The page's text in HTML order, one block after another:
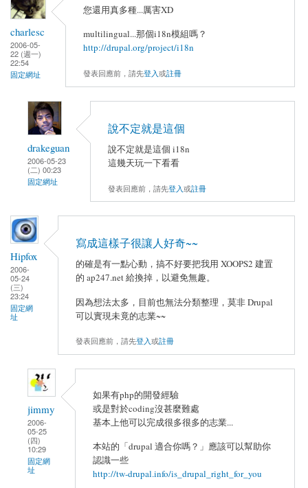
charlesc
2006-05-
22 (週一)
22:54
固定網址
您還用真多種...厲害XD
multilingual...那個i18n模組嗎？
http://drupal.org/project/i18n
發表回應前，請先登入或註冊
drakeguan
2006-05-23
(二) 00:23
固定網址
說不定就是這個
說不定就是這個 i18n
這幾天玩一下看看
發表回應前，請先登入或註冊
Hipfox
2006-
05-24
(三)
23:24
固定網
址
寫成這樣子很讓人好奇~~
的確是有一點心動，搞不好要把我用 XOOPS2 建置
的 ap247.net 給換掉，以避免無趣。
因為想法太多，目前也無法分類整理，莫非 Drupal
可以實現未竟的志業~~
發表回應前，請先登入或註冊
jimmy
2006-
05-25
(四)
10:29
固定網
址
如果有php的開發經驗
或是對於coding沒甚麼難處
基本上他可以完成很多很多的志業...
本站的「drupal 適合你嗎？」應該可以幫助你
認識一些
http://tw-drupal.info/is_drupal_right_for_you